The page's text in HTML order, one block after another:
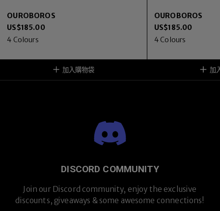
OUROBOROS
US$185.00
4 Colours
加入購物袋
OUROBOROS
US$185.00
4 Colours
加
DISCORD COMMUNITY
Join our Discord community, enjoy the exclusive
discounts, giveaways & some awesome connections!